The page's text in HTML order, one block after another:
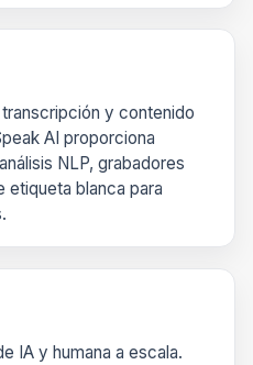
y contenido
AI proporciona
NLP, grabadores
blanca para
IA y humana a escala.